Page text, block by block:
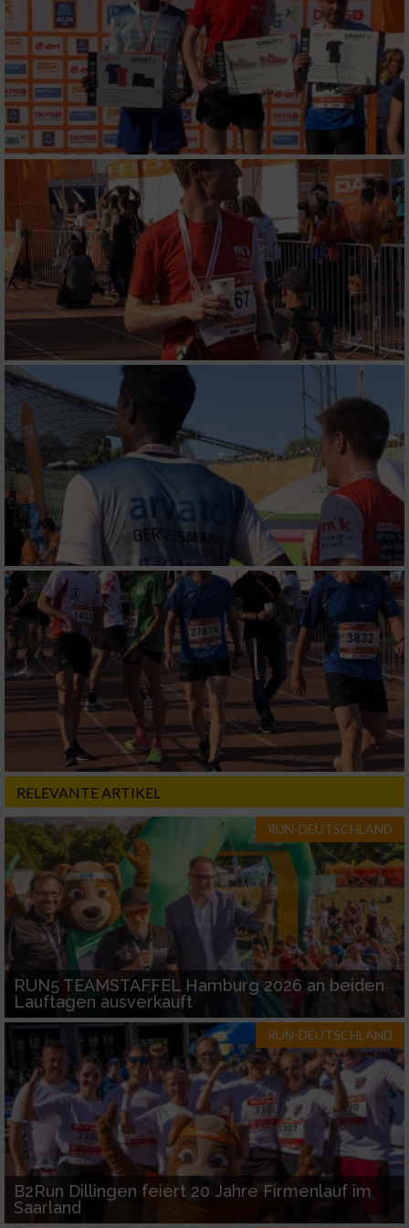
RELEVANTE ARTIKEL
RUN-DEUTSCHLAND
RUN5 TEAMSTAFFEL Hamburg 2026 an beiden
Lauftagen ausverkauft
RUN-DEUTSCHLAND
B2Run Dillingen feiert 20 Jahre Firmenlauf im
Saarland